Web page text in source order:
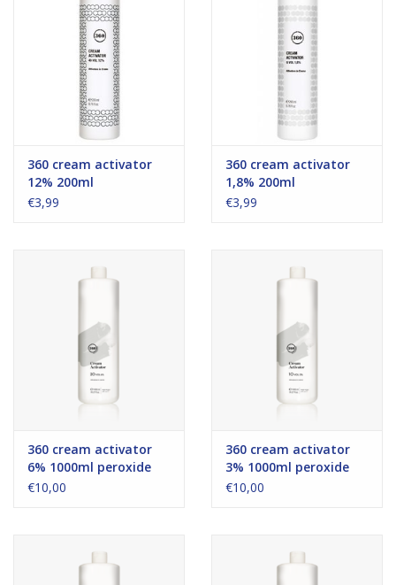
360 cream activator
12% 200ml
€3,99
360 cream activator
1,8% 200ml
€3,99
360 cream activator
6% 1000ml peroxide
€10,00
360 cream activator
3% 1000ml peroxide
€10,00